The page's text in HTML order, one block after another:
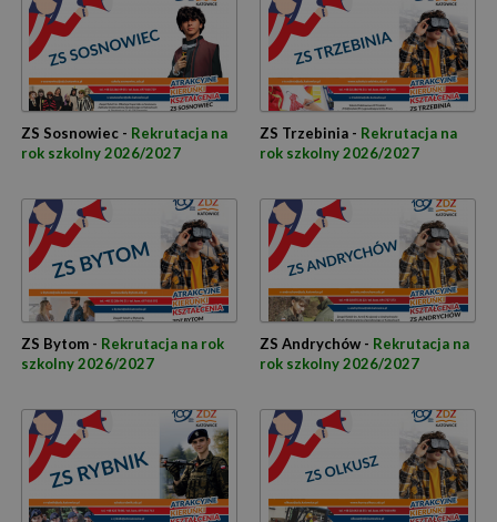
ZS Sosnowiec - Rekrutacja na
rok szkolny 2026/2027
ZS Trzebinia - Rekrutacja na
rok szkolny 2026/2027
ZS Bytom - Rekrutacja na rok
szkolny 2026/2027
ZS Andrychów - Rekrutacja na
rok szkolny 2026/2027